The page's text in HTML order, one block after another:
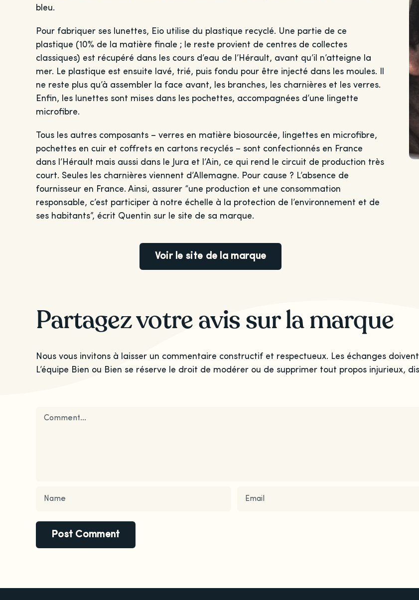
bleu.
Pour fabriquer ses lunettes, Eio utilise du plastique recyclé. Une partie de ce
plastique (10% de la matière finale ; le reste provient de centres de collectes
classiques) est récupéré dans les cours d’eau de l’Hérault, avant qu’il n’atteigne la
mer. Le plastique est ensuite lavé, trié, puis fondu pour être injecté dans les moules. Il
ne reste plus qu’à assembler la face avant, les branches, les charnières et les verres.
Enfin, les lunettes sont mises dans les pochettes, accompagnées d’une lingette
microfibre.
Tous les autres composants – verres en matière biosourcée, lingettes en microfibre,
pochettes en cuir et coffrets en cartons recyclés – sont confectionnés en France
dans l’Hérault mais aussi dans le Jura et l’Ain, ce qui rend le circuit de production très
court. Seules les charnières viennent d’Allemagne. Pour cause ? L’absence de
fournisseur en France. Ainsi, assurer “une production et une consommation
responsable, c’est participer à notre échelle à la protection de l’environnement et de
ses habitants”, écrit Quentin sur le site de sa marque.
Voir le site de la marque
Partagez votre avis sur la marque
Nous vous invitons à laisser un commentaire constructif et respectueux. Les échanges
L’équipe Bien ou Bien se réserve le droit de modérer ou de supprimer tout propos injurieux,
Comment